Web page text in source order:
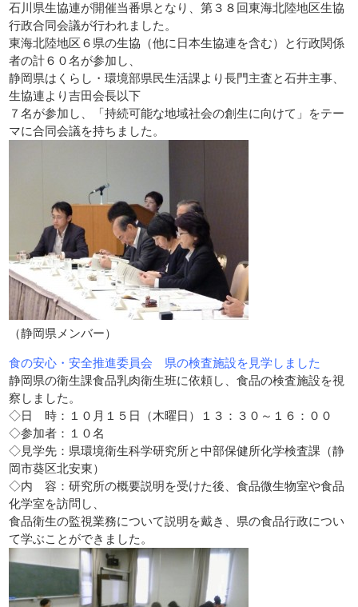
石川県生協連が開催当番県となり、第３８回東海北陸地区生協
行政合同会議が行われました。
東海北陸地区６県の生協（他に日本生協連を含む）と行政関係
者の計６０名が参加し、
静岡県はくらし・環境部県民生活課より長門主査と石井主事、
生協連より吉田会長以下
７名が参加し、「持続可能な地域社会の創生に向けて」をテー
マに合同会議を持ちました。
（静岡県メンバー）
食の安心・安全推進委員会 県の検査施設を見学しました
静岡県の衛生課食品乳肉衛生班に依頼し、食品の検査施設を視
察しました。
◇日 時：１０月１５日（木曜日）１３：３０～１６：００
◇参加者：１０名
◇見学先：県環境衛生科学研究所と中部保健所化学検査課（静
岡市葵区北安東）
◇内 容：研究所の概要説明を受けた後、食品微生物室や食品
化学室を訪問し、
食品衛生の監視業務について説明を戴き、県の食品行政につい
て学ぶことができました。